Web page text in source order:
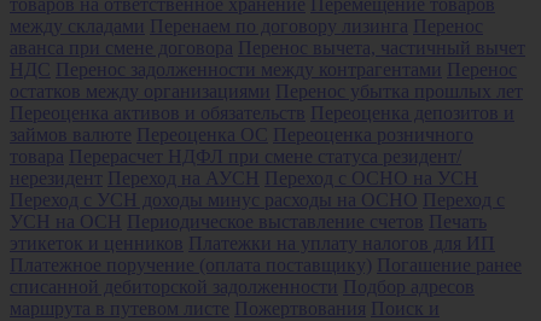
товаров на ответственное хранение Перемещение товаров
между складами Перенаем по договору лизинга Перенос
аванса при смене договора Перенос вычета, частичный вычет
НДС
Перенос задолженности между контрагентами Перенос
остатков между организациями Перенос убытка прошлых лет
Переоценка активов и обязательств Переоценка депозитов и
займов валюте Переоценка ОС
Переоценка розничного
товара Перерасчет НДФЛ при смене статуса резидент/
нерезидент Переход на АУСН Переход с ОСНО на УСН
Переход с УСН доходы минус расходы на ОСНО Переход с
УСН на ОСН Периодическое выставление счетов Печать
этикеток и ценников Платежки на уплату налогов для ИП
Платежное поручение (оплата поставщику) Погашение ранее
списанной дебиторской задолженности Подбор адресов
маршрута в путевом листе Пожертвования Поиск и